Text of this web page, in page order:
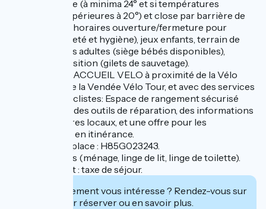
par géothermie (à minima 24° et si températures
extérieures supérieures à 20°) et close par barrière de
sécurité (avec horaires ouverture/fermeture pour
garantir propreté et hygiène), jeux enfants, terrain de
pétanque, vélos adultes (siège bébés disponibles),
barque à disposition (gilets de sauvetage).
Hébergement ACCUEIL VELO à proximité de la Vélo
Francette et de la Vendée Vélo Tour, et avec des services
adaptés aux cyclistes: Espace de rangement sécurisé
pour les vélos, des outils de réparation, des informations
sur les itinéraires locaux, et une offre pour les
cyclotouristes en itinérance.
Autre gîte sur place : H85G023243.
Tarif tout inclus (ménage, linge de lit, linge de toilette).
En supplément : taxe de séjour.
Cet établissement vous intéresse ? Rendez-vous sur
leur site pour réserver ou en savoir plus.